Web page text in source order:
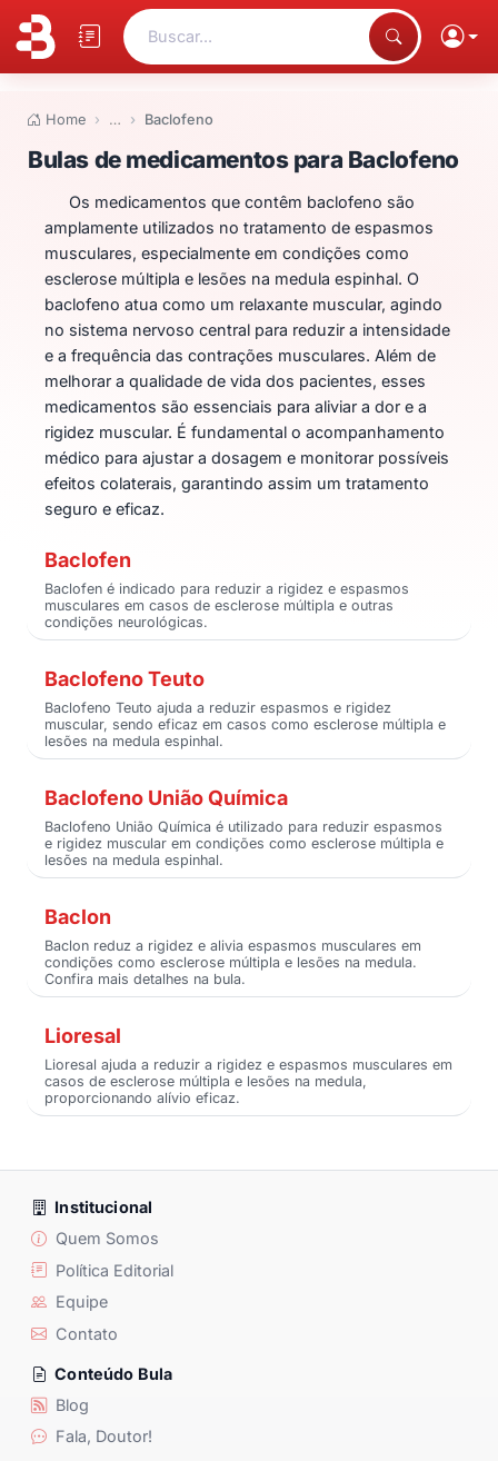
Buscar...
Home … Baclofeno
Bulas de medicamentos para
Bulas de medicamentos para Baclofeno
Os medicamentos que contêm baclofeno são
amplamente utilizados no tratamento de espasmos
musculares, especialmente em condições como
esclerose múltipla e lesões na medula espinhal. O
baclofeno atua como um relaxante muscular, agindo
no sistema nervoso central para reduzir a intensidade
e a frequência das contrações musculares. Além de
melhorar a qualidade de vida dos pacientes, esses
medicamentos são essenciais para aliviar a dor e a
rigidez muscular. É fundamental o acompanhamento
médico para ajustar a dosagem e monitorar possíveis
efeitos colaterais, garantindo assim um tratamento
seguro e eficaz.
Baclofen
Baclofen é indicado para reduzir a rigidez e espasmos
musculares em casos de esclerose múltipla e outras
condições neurológicas.
Baclofeno Teuto
Baclofeno Teuto ajuda a reduzir espasmos e rigidez
muscular, sendo eficaz em casos como esclerose múltipla e
lesões na medula espinhal.
Baclofeno União Química
Baclofeno União Química é utilizado para reduzir espasmos
e rigidez muscular em condições como esclerose múltipla e
lesões na medula espinhal.
Baclon
Baclon reduz a rigidez e alivia espasmos musculares em
condições como esclerose múltipla e lesões na medula.
Confira mais detalhes na bula.
Lioresal
Lioresal ajuda a reduzir a rigidez e espasmos musculares em
casos de esclerose múltipla e lesões na medula,
proporcionando alívio eficaz.
Institucional
Quem Somos
Política Editorial
Equipe
Contato
Conteúdo Bula
Blog
Fala, Doutor!